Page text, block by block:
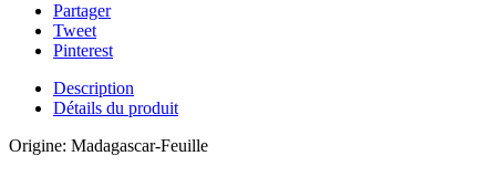
Partager
Tweet
Pinterest
Description
Détails du produit
Origine: Madagascar-Feuille